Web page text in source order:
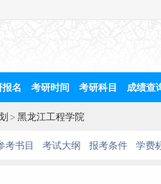
名 考研时间 考研科目 成绩查
> 黑龙江工程学院
考书目 考试大纲 报考条件 学费